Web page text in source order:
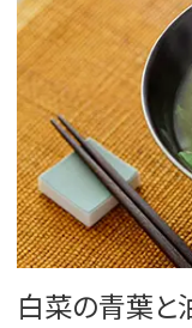
白菜の青葉と